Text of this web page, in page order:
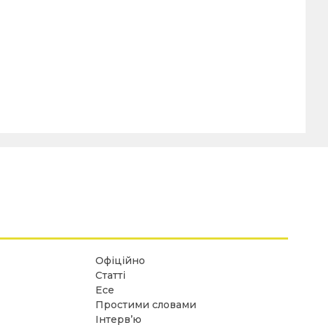
Офіційно
Статті
Есе
Простими словами
Інтерв’ю